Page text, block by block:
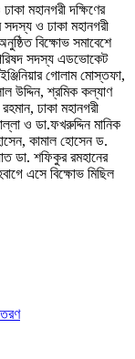
মহানগরী দক্ষিণের
সদস্য ও ঢাকা মহানগরী
বিক্ষোভ সমাবেশে
সদস্য এডভোকেট
গোলাম মোস্তফা,
উদ্দিন, শ্রমিক কল্যাণ
ঢাকা মহানগরী
ও ডা.ফখরুদ্দিন মানিক
কামাল হোসেন ড.
ডা. শফিকুর রমহানের
এসে বিক্ষোভ মিছিল